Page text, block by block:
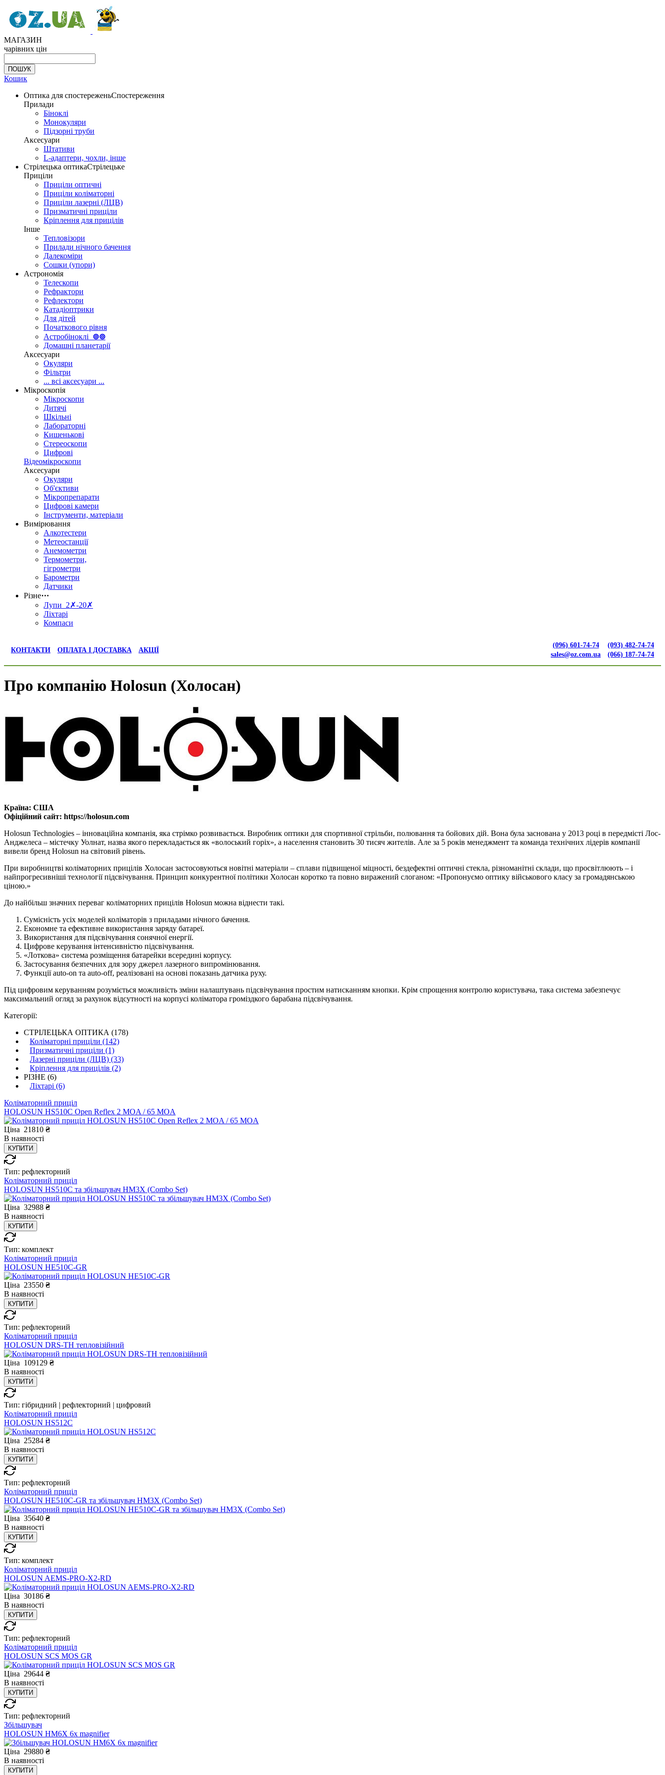
МАГАЗИН
чарівних цін
Кошик
Оптика для спостереженьСпостереження
Прилади
Біноклі
Монокуляри
Підзорні труби
Аксесуари
Штативи
L-адаптери, чохли, інше
Стрілецька оптикаСтрілецьке
Приціли
Приціли оптичні
Приціли коліматорні
Приціли лазерні (ЛЦВ)
Призматичні приціли
Кріплення для прицілів
Інше
Тепловізори
Прилади нічного бачення
Далекоміри
Сошки (упори)
Астрономія
Телескопи
Рефрактори
Рефлектори
Катадіоптрики
Для дітей
Початкового рівня
Астробіноклі ⊚⊚
Домашні планетарії
Аксесуари
Окуляри
Фільтри
... всі аксесуари ...
Мікроскопія
Мікроскопи
Дитячі
Шкільні
Лабораторні
Кишенькові
Стереоскопи
Цифрові
Відеомікроскопи
Аксесуари
Окуляри
Об'єктиви
Мікропрепарати
Цифрові камери
Інструменти, матеріали
Вимірювання
Алкотестери
Метеостанції
Анемометри
Термометри,
гігрометри
Барометри
Датчики
Різне⋯
Лупи 2✗-20✗
Ліхтарі
Компаси
КОНТАКТИ ОПЛАТА І ДОСТАВКА АКЦІЇ
(096) 601-74-74
sales@oz.com.ua
(093) 482-74-74
(066) 187-74-74
Про компанію Holosun (Холосан)
Країна: США
Офіційний сайт: https://holosun.com
Holosun Technologies – інноваційна компанія, яка стрімко розвивається. Виробник оптики для спортивної стрільби, полювання та бойових дій. Вона була заснована у 2013 році в передмісті Лос-
Анджелеса – містечку Уолнат, назва якого перекладається як «волоський горіх», а населення становить 30 тисяч жителів. Але за 5 років менеджмент та команда технічних лідерів компанії
вивели бренд Holosun на світовий рівень.
При виробництві коліматорних прицілів Холосан застосовуються новітні матеріали – сплави підвищеної міцності, бездефектні оптичні стекла, різноманітні склади, що просвітлюють – і
найпрогресивніші технології підсвічування. Принцип конкурентної політики Холосан коротко та повно виражений слоганом: «Пропонуємо оптику військового класу за громадянською
ціною.»
До найбільш значних переваг коліматорних прицілів Holosun можна віднести такі.
Сумісність усіх моделей коліматорів з приладами нічного бачення.
Економне та ефективне використання заряду батареї.
Використання для підсвічування сонячної енергії.
Цифрове керування інтенсивністю підсвічування.
«Лоткова» система розміщення батарейки всередині корпусу.
Застосування безпечних для зору джерел лазерного випромінювання.
Функції auto-on та auto-off, реалізовані на основі показань датчика руху.
Під цифровим керуванням розуміється можливість зміни налаштувань підсвічування простим натисканням кнопки. Крім спрощення контролю користувача, така система забезпечує
максимальний огляд за рахунок відсутності на корпусі коліматора громіздкого барабана підсвічування.
Категорії:
СТРІЛЕЦЬКА ОПТИКА (178)
Коліматорні приціли (142)
Призматичні приціли (1)
Лазерні приціли (ЛЦВ) (33)
Кріплення для прицілів (2)
РІЗНЕ (6)
Ліхтарі (6)
Коліматорний приціл
HOLOSUN HS510C Open Reflex 2 MOA / 65 MOA
Ціна 21810 ₴
В наявності
КУПИТИ
Тип: рефлекторний
Коліматорний приціл
HOLOSUN HS510C та збільшувач HM3X (Combo Set)
Ціна 32988 ₴
В наявності
КУПИТИ
Тип: комплект
Коліматорний приціл
HOLOSUN HE510C-GR
Ціна 23550 ₴
В наявності
КУПИТИ
Тип: рефлекторний
Коліматорний приціл
HOLOSUN DRS-TH тепловізійний
Ціна 109129 ₴
В наявності
КУПИТИ
Тип: гібридний | рефлекторний | цифровий
Коліматорний приціл
HOLOSUN HS512C
Ціна 25284 ₴
В наявності
КУПИТИ
Тип: рефлекторний
Коліматорний приціл
HOLOSUN HE510C-GR та збільшувач HM3X (Combo Set)
Ціна 35640 ₴
В наявності
КУПИТИ
Тип: комплект
Коліматорний приціл
HOLOSUN AEMS-PRO-X2-RD
Ціна 30186 ₴
В наявності
КУПИТИ
Тип: рефлекторний
Коліматорний приціл
HOLOSUN SCS MOS GR
Ціна 29644 ₴
В наявності
КУПИТИ
Тип: рефлекторний
Збільшувач
HOLOSUN HM6X 6x magnifier
Ціна 29880 ₴
В наявності
КУПИТИ